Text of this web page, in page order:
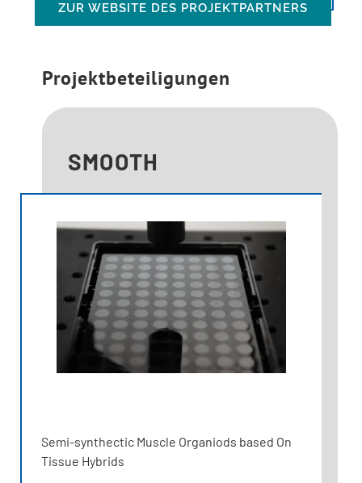
ZUR WEBSITE DES PROJEKTPARTNERS
Projektbeteiligungen
SMOOTH
Semi-synthectic Muscle Organiods based On
Tissue Hybrids